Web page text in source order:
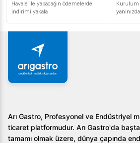
Havale ile yapacağın ödemelerde
indirimi yakala
Kurulum
Arı Gastro, Profesyonel ve Endüstriyel
ticaret platformudur. Arı Gastro'da
tamamı olmak üzere, dünya çapında